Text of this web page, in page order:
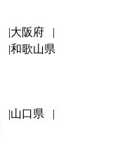
大阪府
和歌山県
山口県